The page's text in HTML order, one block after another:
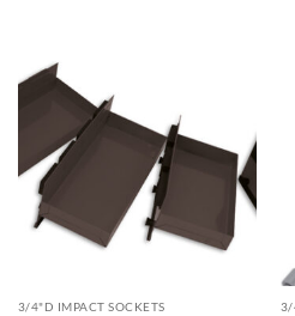
3/4"D IMPACT SOCKETS 3/